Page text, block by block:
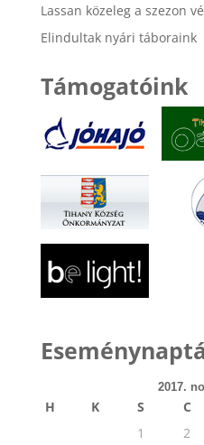
Lassan közeleg a szezon
Elindultak nyári táboraink
Támogatóink
2017.
H K S C
1
2